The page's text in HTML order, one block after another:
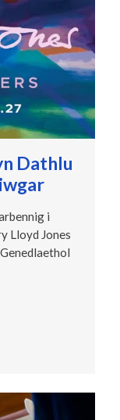
Dathlu
i
Lloyd Jones